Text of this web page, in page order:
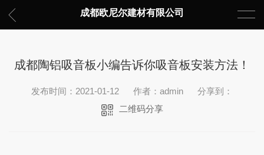
成都欧尼尔建材有限公司
成都陶铝吸音板小编告诉你吸音板安装方法！
发布时间：2021-01-12 作者：admin
分享到：
二维码分享